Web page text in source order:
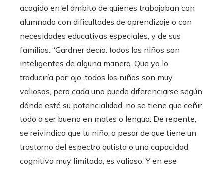
acogido en el ámbito de quienes trabajaban con
alumnado con dificultades de aprendizaje o con
necesidades educativas especiales, y de sus
familias. “Gardner decía: todos los niños son
inteligentes de alguna manera. Que yo lo
traduciría por: ojo, todos los niños son muy
valiosos, pero cada uno puede diferenciarse según
dónde esté su potencialidad, no se tiene que ceñir
todo a ser bueno en mates o lengua. De repente,
se reivindica que tu niño, a pesar de que tiene un
trastorno del espectro autista o una capacidad
cognitiva muy limitada, es valioso. Y en ese